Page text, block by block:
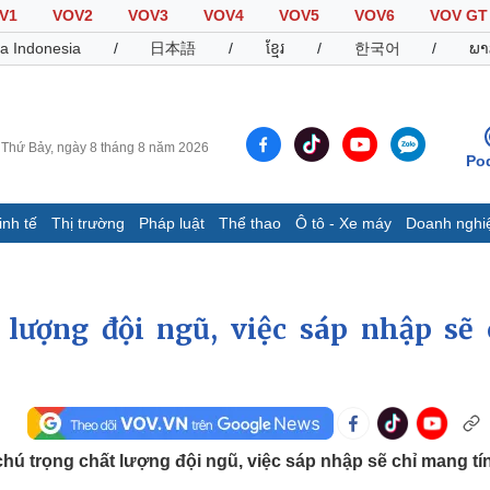
VOV2 VOV3 VOV4 VOV5 VOV6
VOV GT
Indonesia
/ 日本語 / ខ្មែរ / 한국어 / ພ
Thứ Bảy, ngày 8 tháng 8 năm 2026
tế Thị trường Pháp luật Thể thao Ô tô - Xe máy Doanh
Cuộc sống đó đây
Hồ sơ
Ảnh
E-Magazine
Thể thao
Ô tô - Xe máy
đội ngũ, việc sáp nhập sẽ
trọng chất lượng đội ngũ, việc sáp nhập sẽ chỉ mang